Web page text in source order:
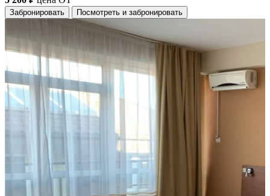
Забронировать Посмотреть и забронировать